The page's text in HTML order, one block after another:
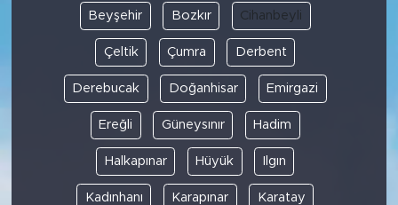
Beyşehir Bozkır Cihanbeyli
Çeltik Çumra Derbent
Derebucak Doğanhisar Emirgazi
Ereğli Güneysınır Hadim
Halkapınar Hüyük Ilgın
Kadınhanı Karapınar Karatay